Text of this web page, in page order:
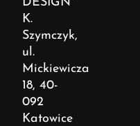
K.
Szymczyk,
ul.
Mickiewicza
18, 40-
092
Katowice